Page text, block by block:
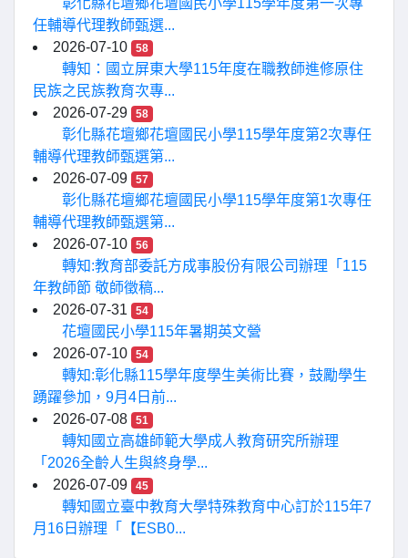
彰化縣花壇鄉花壇國民小學115學年度第一次專
任輔導代理教師甄選...
2026-07-10
58
轉知：國立屏東大學115年度在職教師進修原住
民族之民族教育次專...
2026-07-29
58
彰化縣花壇鄉花壇國民小學115學年度第2次專任
輔導代理教師甄選第...
2026-07-09
57
彰化縣花壇鄉花壇國民小學115學年度第1次專任
輔導代理教師甄選第...
2026-07-10
56
轉知:教育部委託方成事股份有限公司辦理「115
年教師節 敬師徵稿...
2026-07-31
54
花壇國民小學115年暑期英文營
2026-07-10
54
轉知:彰化縣115學年度學生美術比賽，鼓勵學生
踴躍參加，9月4日前...
2026-07-08
51
轉知國立高雄師範大學成人教育研究所辦理
「2026全齡人生與終身學...
2026-07-09
45
轉知國立臺中教育大學特殊教育中心訂於115年7
月16日辦理「【ESB0...